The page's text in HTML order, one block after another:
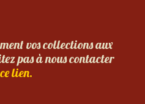
vos collections aux
pas à nous contacter
ce lien.